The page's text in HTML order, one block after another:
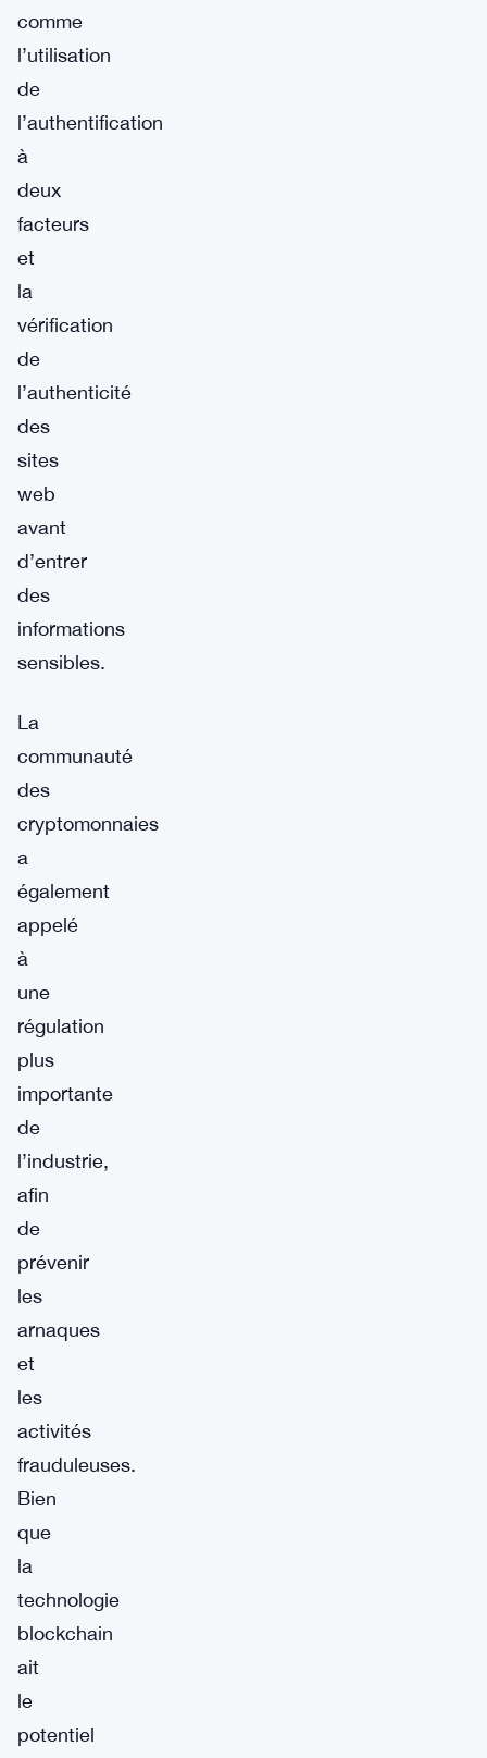
comme
l’utilisation
de
l’authentification
à
deux
facteurs
et
la
vérification
de
l’authenticité
des
sites
web
avant
d’entrer
des
informations
sensibles.
La
communauté
des
cryptomonnaies
a
également
appelé
à
une
régulation
plus
importante
de
l’industrie,
afin
de
prévenir
les
arnaques
et
les
activités
frauduleuses.
Bien
que
la
technologie
blockchain
ait
le
potentiel